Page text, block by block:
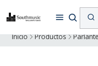
Despacho a todo Chile.
compras superiores a
Inicio Productos